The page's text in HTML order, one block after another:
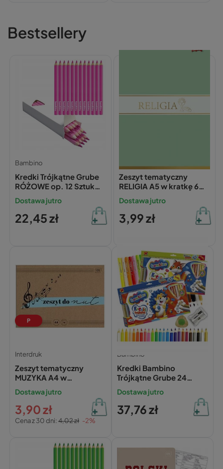
Bestsellery
Bambino
Kredki Trójkątne Grube
RÓŻOWE op. 12 Sztuk
Bambino
Dostawa jutro
22,45 zł
Zeszyt tematyczny
RELIGIA A5 w kratkę 60
kartek UNIPAP 70 g/m²
Dostawa jutro
3,99 zł
P
Interdruk
Zeszyt tematyczny
MUZYKA A4 w
pięciolinię 16 kartek
INTERDRUK do nut
Dostawa jutro
3,90 zł
Cena z 30 dni:4,02 zł -2%
Bambino
Kredki Bambino
Trójkątne Grube 24
Kolory Z Glinki
Kaolinowej
+Temperówka
Dostawa jutro
37,76 zł